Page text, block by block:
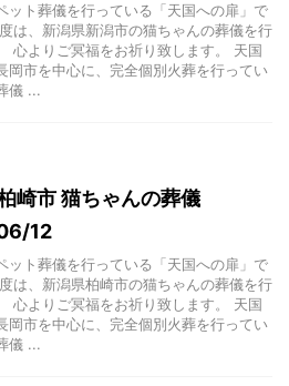
ット葬儀を行っている「天国への扉」で
は、新潟県新潟市の猫ちゃんの葬儀を行
心よりご冥福をお祈り致します。 天国
岡市を中心に、完全個別火葬を行ってい
儀 ...
崎市 猫ちゃんの葬儀
12
ット葬儀を行っている「天国への扉」で
は、新潟県柏崎市の猫ちゃんの葬儀を行
心よりご冥福をお祈り致します。 天国
岡市を中心に、完全個別火葬を行ってい
儀 ...